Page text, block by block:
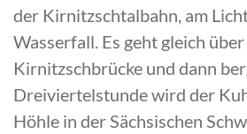
der Kirnitzschtalbahn, am
Wasserfall. Es geht gleich
Kirnitzschbrücke und dann
Dreiviertelstunde wird der
Höhle in der Sächsischen